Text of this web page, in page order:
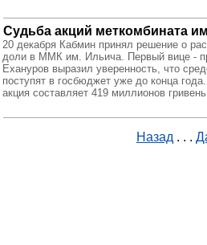
Судьба акций меткомбината
20 декабря Кабмин принял решение о
доли в ММК им. Ильича. Первый вице -
Ехануров выразил уверенность, что
поступят в госбюджет уже до конца
акция составляет 419 миллионов
Назад . . .